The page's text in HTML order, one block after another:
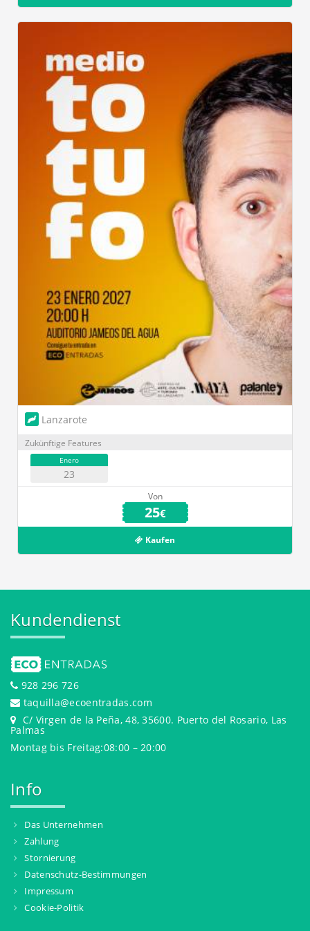
Lanzarote
Zukünftige Features
Enero
23
Von
25€
Kaufen
Kundendienst
928 296 726
taquilla@ecoentradas.com
C/ Virgen de la Peña, 48, 35600. Puerto del Rosario, Las
Palmas
Montag bis Freitag:08:00 – 20:00
Info
Das Unternehmen
Zahlung
Stornierung
Datenschutz-Bestimmungen
Impressum
Cookie-Politik